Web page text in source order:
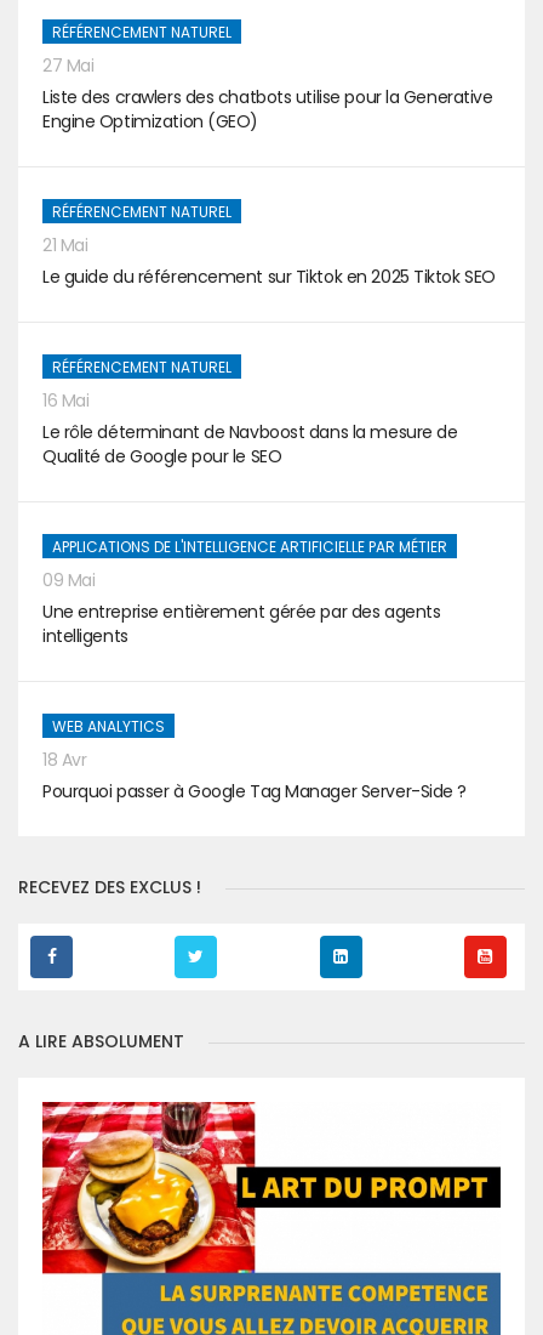
RÉFÉRENCEMENT NATUREL
27 Mai
Liste des crawlers des chatbots utilise pour la Generative
Engine Optimization (GEO)
RÉFÉRENCEMENT NATUREL
21 Mai
Le guide du référencement sur Tiktok en 2025 Tiktok SEO
RÉFÉRENCEMENT NATUREL
16 Mai
Le rôle déterminant de Navboost dans la mesure de
Qualité de Google pour le SEO
APPLICATIONS DE L'INTELLIGENCE ARTIFICIELLE PAR MÉTIER
09 Mai
Une entreprise entièrement gérée par des agents
intelligents
WEB ANALYTICS
18 Avr
Pourquoi passer à Google Tag Manager Server-Side ?
RECEVEZ DES EXCLUS !
A LIRE ABSOLUMENT